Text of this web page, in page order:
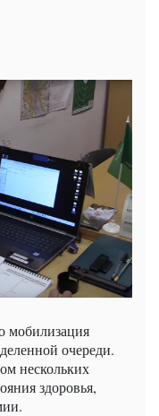
мобилизация
очереди.
нескольких
здоровья,